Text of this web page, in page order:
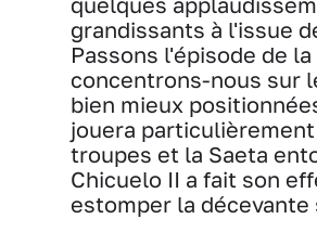
grandissants à l'issue
Passons l'épisode de
concentrons-nous sur
bien mieux
jouera
troupes et la Saeta
Chicuelo II a fait son
estomper la décevante